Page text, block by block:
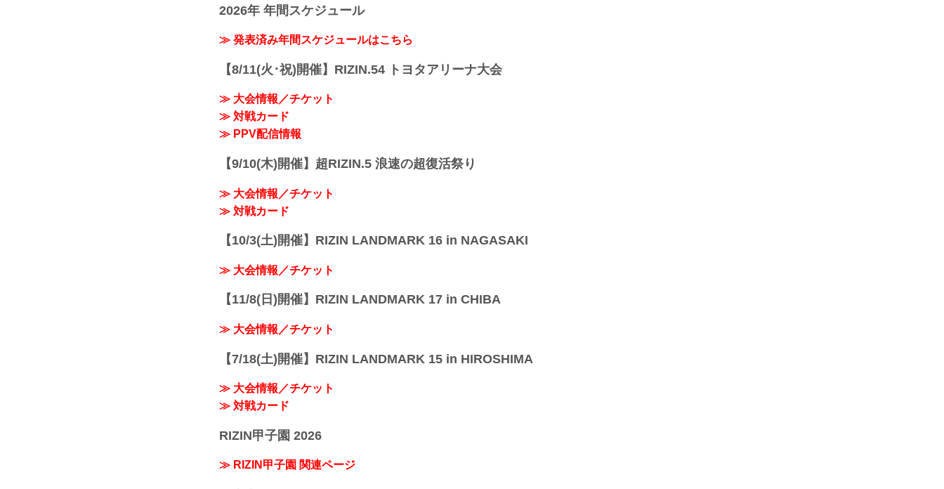
2026年 年間スケジュール
≫ 発表済み年間スケジュールはこちら
【8/11(火･祝)開催】RIZIN.54 トヨタアリーナ大会
≫ 大会情報／チケット
≫ 対戦カード
≫ PPV配信情報
【9/10(木)開催】超RIZIN.5 浪速の超復活祭り
≫ 大会情報／チケット
≫ 対戦カード
【10/3(土)開催】RIZIN LANDMARK 16 in NAGASAKI
≫ 大会情報／チケット
【11/8(日)開催】RIZIN LANDMARK 17 in CHIBA
≫ 大会情報／チケット
【7/18(土)開催】RIZIN LANDMARK 15 in HIROSHIMA
≫ 大会情報／チケット
≫ 対戦カード
RIZIN甲子園 2026
≫ RIZIN甲子園 関連ページ